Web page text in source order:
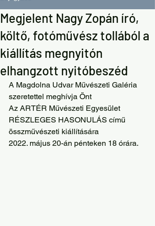
Megjelent Nagy Zopán író,
költő, fotóművész tollából a
kiállítás megnyitón
elhangzott nyitóbeszéd
A Magdolna Udvar Művészeti Galéria
szeretettel meghívja Önt
Az ARTÉR Művészeti Egyesület
RÉSZLEGES HASONULÁS című
összművészeti kiállítására
2022. május 20-án pénteken 18 órára.